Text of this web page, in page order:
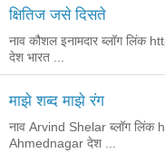
क्षितिज जसे दिसते
नाव कौशल इनामदार ब्लॉग
देश भारत ...
माझे शब्द माझे रंग
नाव Arvind Shelar ब्लॉग
Ahmednagar देश ...